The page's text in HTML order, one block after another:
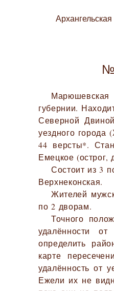
Архангельская
Марюшевская
губернии.
Северной
уездного
44 версты*.
Емецкое (острог,
Состоит из 3
Верхнеконская.
Жителей
по 2 дворам.
Точного
удалённости
определить
карте
удалённость от
Ежели их не